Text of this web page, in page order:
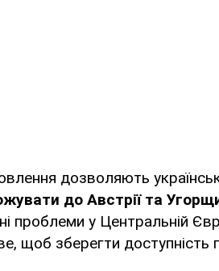
дозволяють
до Австрії та
проблеми у Центральній
щоб зберегти доступність